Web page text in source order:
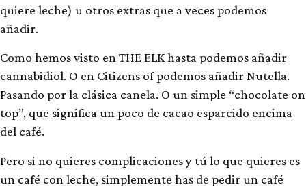
quiere leche) u otros extras que a veces podemos
añadir.
Como hemos visto en THE ELK hasta podemos añadir
cannabidiol. O en Citizens of podemos añadir Nutella.
Pasando por la clásica canela. O un simple “chocolate on
top”, que significa un poco de cacao esparcido encima
del café.
Pero si no quieres complicaciones y tú lo que quieres es
un café con leche, simplemente has de pedir un café